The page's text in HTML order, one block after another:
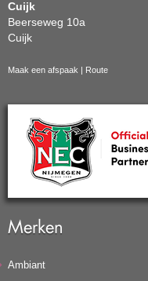
Cuijk
Beerseweg 10a
Cuijk
Maak een afspaak | Route
Merken
Ambiant